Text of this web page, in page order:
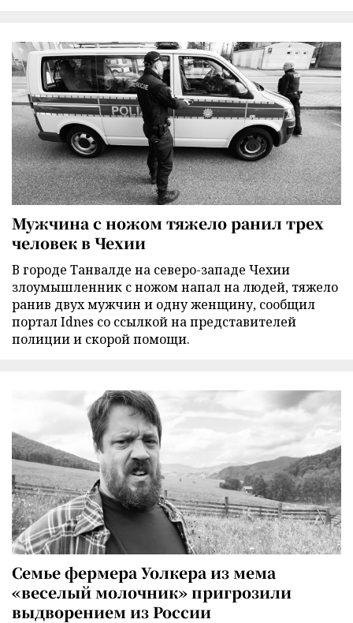
Мужчина с ножом тяжело ранил трех
человек в Чехии
В городе Танвалде на северо-западе Чехии
злоумышленник с ножом напал на людей, тяжело
ранив двух мужчин и одну женщину, сообщил
портал Idnes со ссылкой на представителей
полиции и скорой помощи.
Семье фермера Уолкера из мема
«веселый молочник» пригрозили
выдворением из России